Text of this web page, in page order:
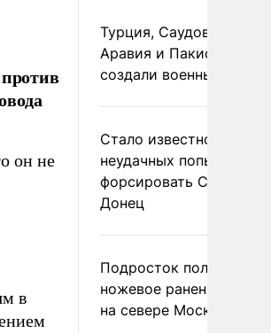
он не
в
Турция, Саудовская
Аравия и Пакистан
создали военный союз
Стало известно о
неудачных попытках
форсировать
Донец
Подросток получил
ножевое ранение в
на севере Москвы